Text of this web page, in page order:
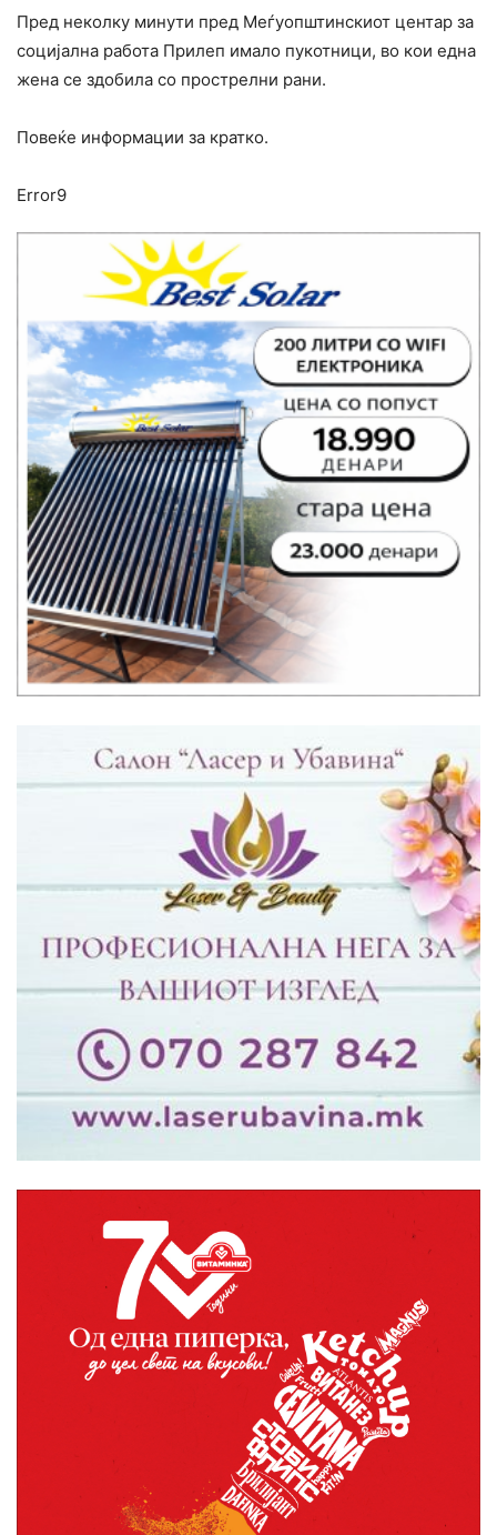
Пред неколку минути прeд Меѓуопштинскиот центар за
социјална работа Прилеп имало пукотници, во кои една
жена се здобила со прострелни рани.
Повеќе информации за кратко.
Error9